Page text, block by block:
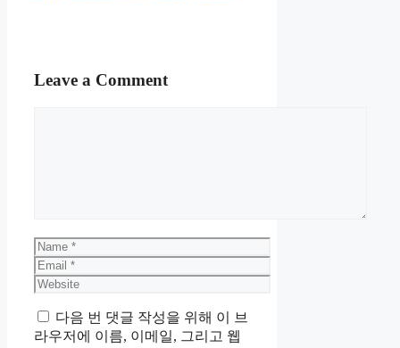
Leave a Comment
Name
Email
Website
다음 번 댓글 작성을 위해 이 브
라우저에 이름, 이메일, 그리고 웹